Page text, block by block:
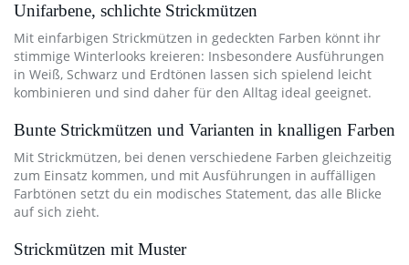
Unifarbene, schlichte Strickmützen
Mit einfarbigen Strickmützen in gedeckten Farben könnt ihr
stimmige Winterlooks kreieren: Insbesondere Ausführungen
in Weiß, Schwarz und Erdtönen lassen sich spielend leicht
kombinieren und sind daher für den Alltag ideal geeignet.
Bunte Strickmützen und Varianten in knalligen Farben
Mit Strickmützen, bei denen verschiedene Farben gleichzeitig
zum Einsatz kommen, und mit Ausführungen in auffälligen
Farbtönen setzt du ein modisches Statement, das alle Blicke
auf sich zieht.
Strickmützen mit Muster